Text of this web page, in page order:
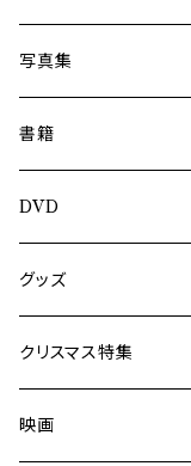
内海利勝
南博
ASA-CHANG
Jun Kawabata
Mooney
ミャンマー伝統音楽
写真集
Jun Kawabata
旅の記憶
書籍
DVD
グッズ
Tシャツ
クリスマス特集
映画